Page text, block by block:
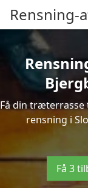
Få din træterrasse
rensning i
Få 3